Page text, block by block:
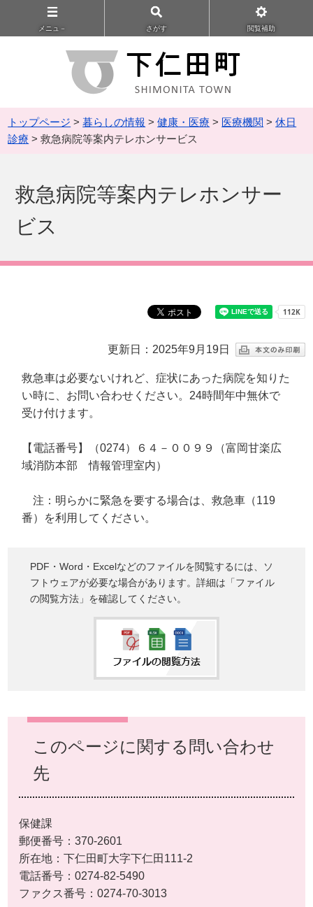
メニュ－ さがす 閲覧補助
トップページ >暮らしの情報 >健康・医療 > 医療機関 >休日
診療 > 救急病院等案内テレホンサービス
救急病院等案内テレホンサー
ビス
更新日：2025年9月19日
救急車は必要ないけれど、症状にあった病院を知りた
い時に、お問い合わせください。24時間年中無休で
受け付けます。
【電話番号】（0274）６４－００９９（富岡甘楽広
域消防本部 情報管理室内）
注：明らかに緊急を要する場合は、救急車（119
番）を利用してください。
PDF・Word・Excelなどのファイルを閲覧するには、ソ
フトウェアが必要な場合があります。詳細は「ファイル
の閲覧方法」を確認してください。
このページに関する問い合わせ
先
保健課
郵便番号：370-2601
所在地：下仁田町大字下仁田111-2
電話番号：0274-82-5490
ファクス番号：0274-70-3013